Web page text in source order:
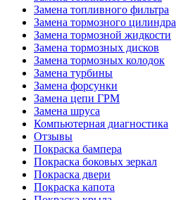
Замена топливного фильтра
Замена тормозного цилиндра
Замена тормозной жидкости
Замена тормозных дисков
Замена тормозных колодок
Замена турбины
Замена форсунки
Замена цепи ГРМ
Замена шруса
Компьютерная диагностика
Отзывы
Покраска бампера
Покраска боковых зеркал
Покраска двери
Покраска капота